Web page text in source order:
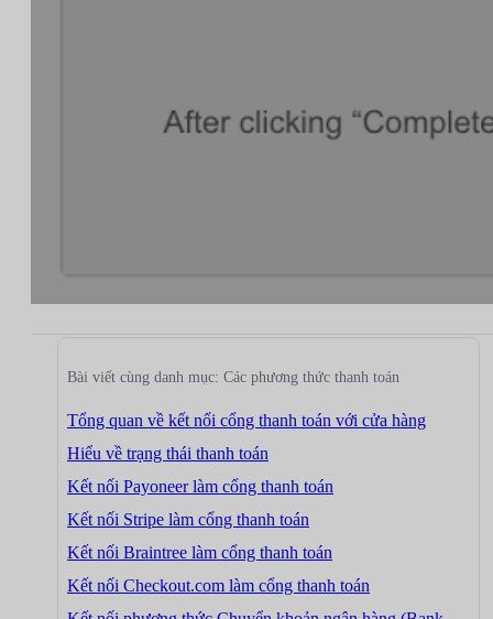
Bài viết cùng danh mục: Các phương thức thanh toán
Tổng quan về kết nối cổng thanh toán với cửa hàng
Hiểu về trạng thái thanh toán
Kết nối Payoneer làm cổng thanh toán
Kết nối Stripe làm cổng thanh toán
Kết nối Braintree làm cổng thanh toán
Kết nối Checkout.com làm cổng thanh toán